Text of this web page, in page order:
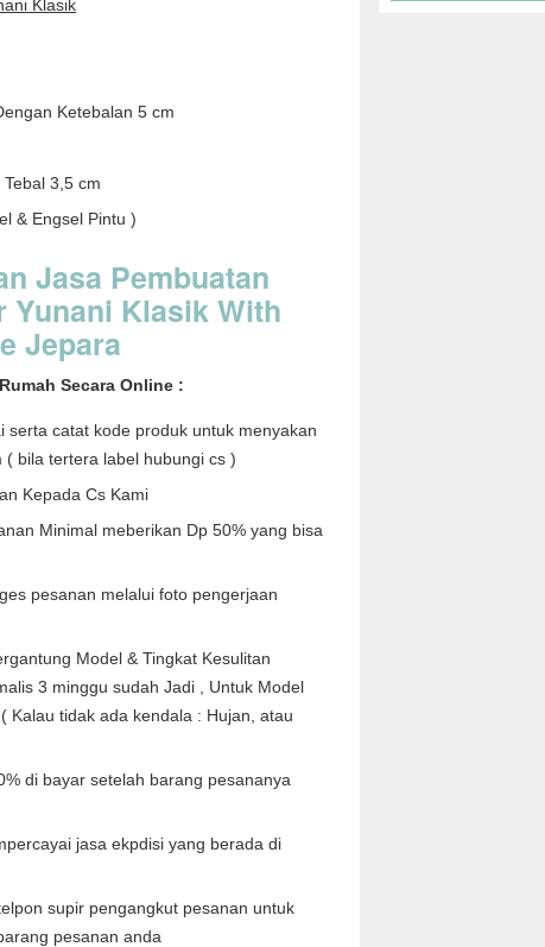
Klasik
Ketebalan 5 cm
3,5 cm
& Engsel Pintu )
Jasa Pembuatan
Yunani Klasik With
Jepara
Secara Online :
serta catat kode produk untuk menyakan
bila tertera label hubungi cs )
Kepada Cs Kami
Minimal meberikan Dp 50% yang bisa
pesanan melalui foto pengerjaan
Model & Tingkat Kesulitan
3 minggu sudah Jadi , Untuk Model
Kalau tidak ada kendala : Hujan, atau
di bayar setelah barang pesananya
jasa ekpdisi yang berada di
supir pengangkut pesanan untuk
pesanan anda